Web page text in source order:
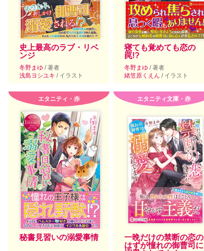
史上最高のラブ・リベ
ンジ
冬野まゆ / 著者
浅島ヨシユキ / イラスト
寝ても覚めても恋の
罠!?
冬野まゆ / 著者
緒笠原くえん / イラスト
エタニティ・赤
秘書見習いの溺愛事情
エタニティ文庫・赤
一晩だけの禁断の恋の
はずが憧れの御曹司に